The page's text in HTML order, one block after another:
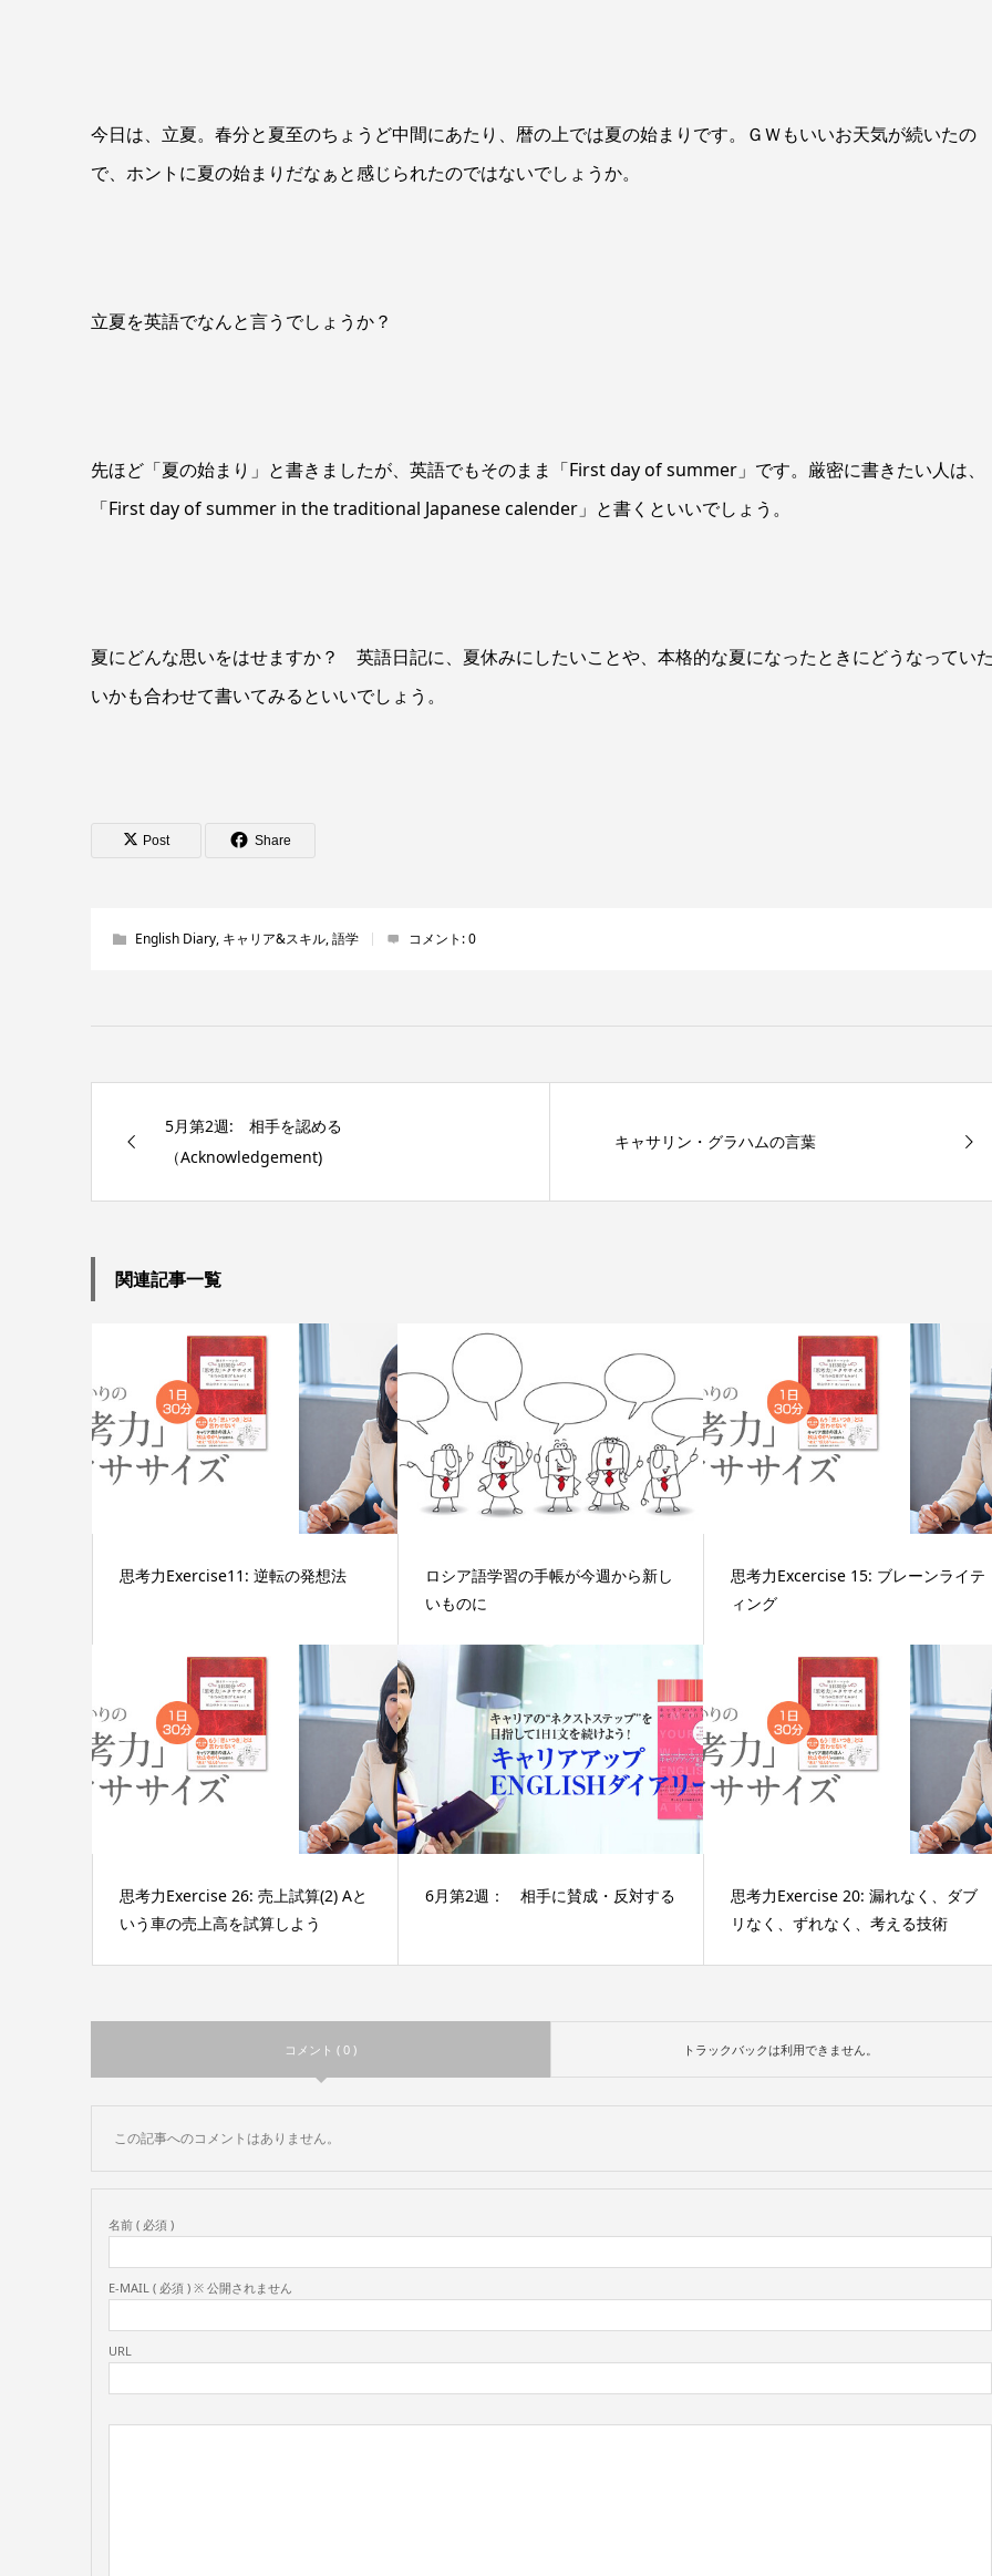
今日は、立夏。春分と夏至のちょうど中間にあたり、暦の上では夏の始まりです。ＧＷもいいお天気が続いたの
で、ホントに夏の始まりだなぁと感じられたのではないでしょうか。
立夏を英語でなんと言うでしょうか？
先ほど「夏の始まり」と書きましたが、英語でもそのまま「First day of summer」です。厳密に書きたい人は、
「First day of summer in the traditional Japanese calender」と書くといいでしょう。
夏にどんな思いをはせますか？ 英語日記に、夏休みにしたいことや、本格的な夏になったときにどうなってい
いかも合わせて書いてみるといいでしょう。
Post Share
English Diary, キャリア&スキル,語学 コメント:0
5月第2週: 相手を認める
（Acknowledgement)
キャサリン・グラハムの言葉
関連記事一覧
思考力Exercise11: 逆転の発想法
ロシア語学習の手帳が今週から新し
いものに
思考力Excercise 15: ブレーンライテ
ィング
思考力Exercise 26: 売上試算(2) Aと
いう車の売上高を試算しよう
6月第2週： 相手に賛成・反対する
思考力Exercise 20: 漏れなく、ダブ
リなく、ずれなく、考える技術
コメント ( 0 ) トラックバックは利用できません。
この記事へのコメントはありません。
名前 ( 必須 )
E-MAIL ( 必須 ) ※ 公開されません
URL